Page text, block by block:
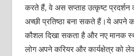
करते हैं, वे अस सप्‍ताह उत्‍कृष्‍ट
अच्‍छी प्रतिष्‍ठा बना सकते हैं।ये अपने
कौशल दिखा सकता है और नए मानक
लोग अपने करियर और कार्यक्षेत्र को